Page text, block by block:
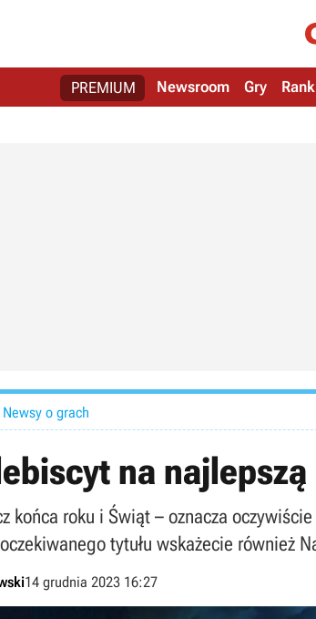
PREMIUM Newsroom Gry
Newsy o grach
na najlepszą
końca roku i Świąt – oznacza
tytułu wskażecie również
14 grudnia 2023 16:27